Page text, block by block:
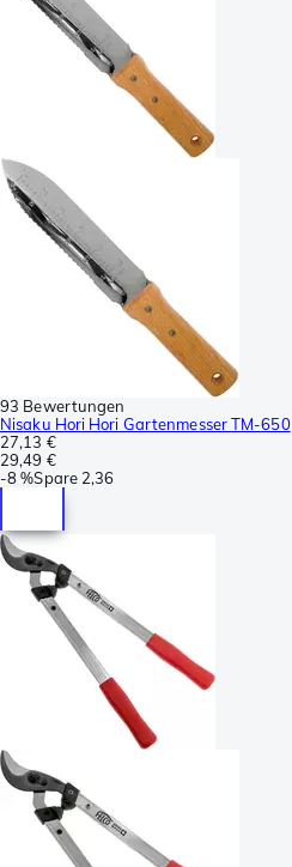
93 Bewertungen
Nisaku Hori Hori Gartenmesser TM-650
27,13 €
29,49 €
-8 %Spare 2,36